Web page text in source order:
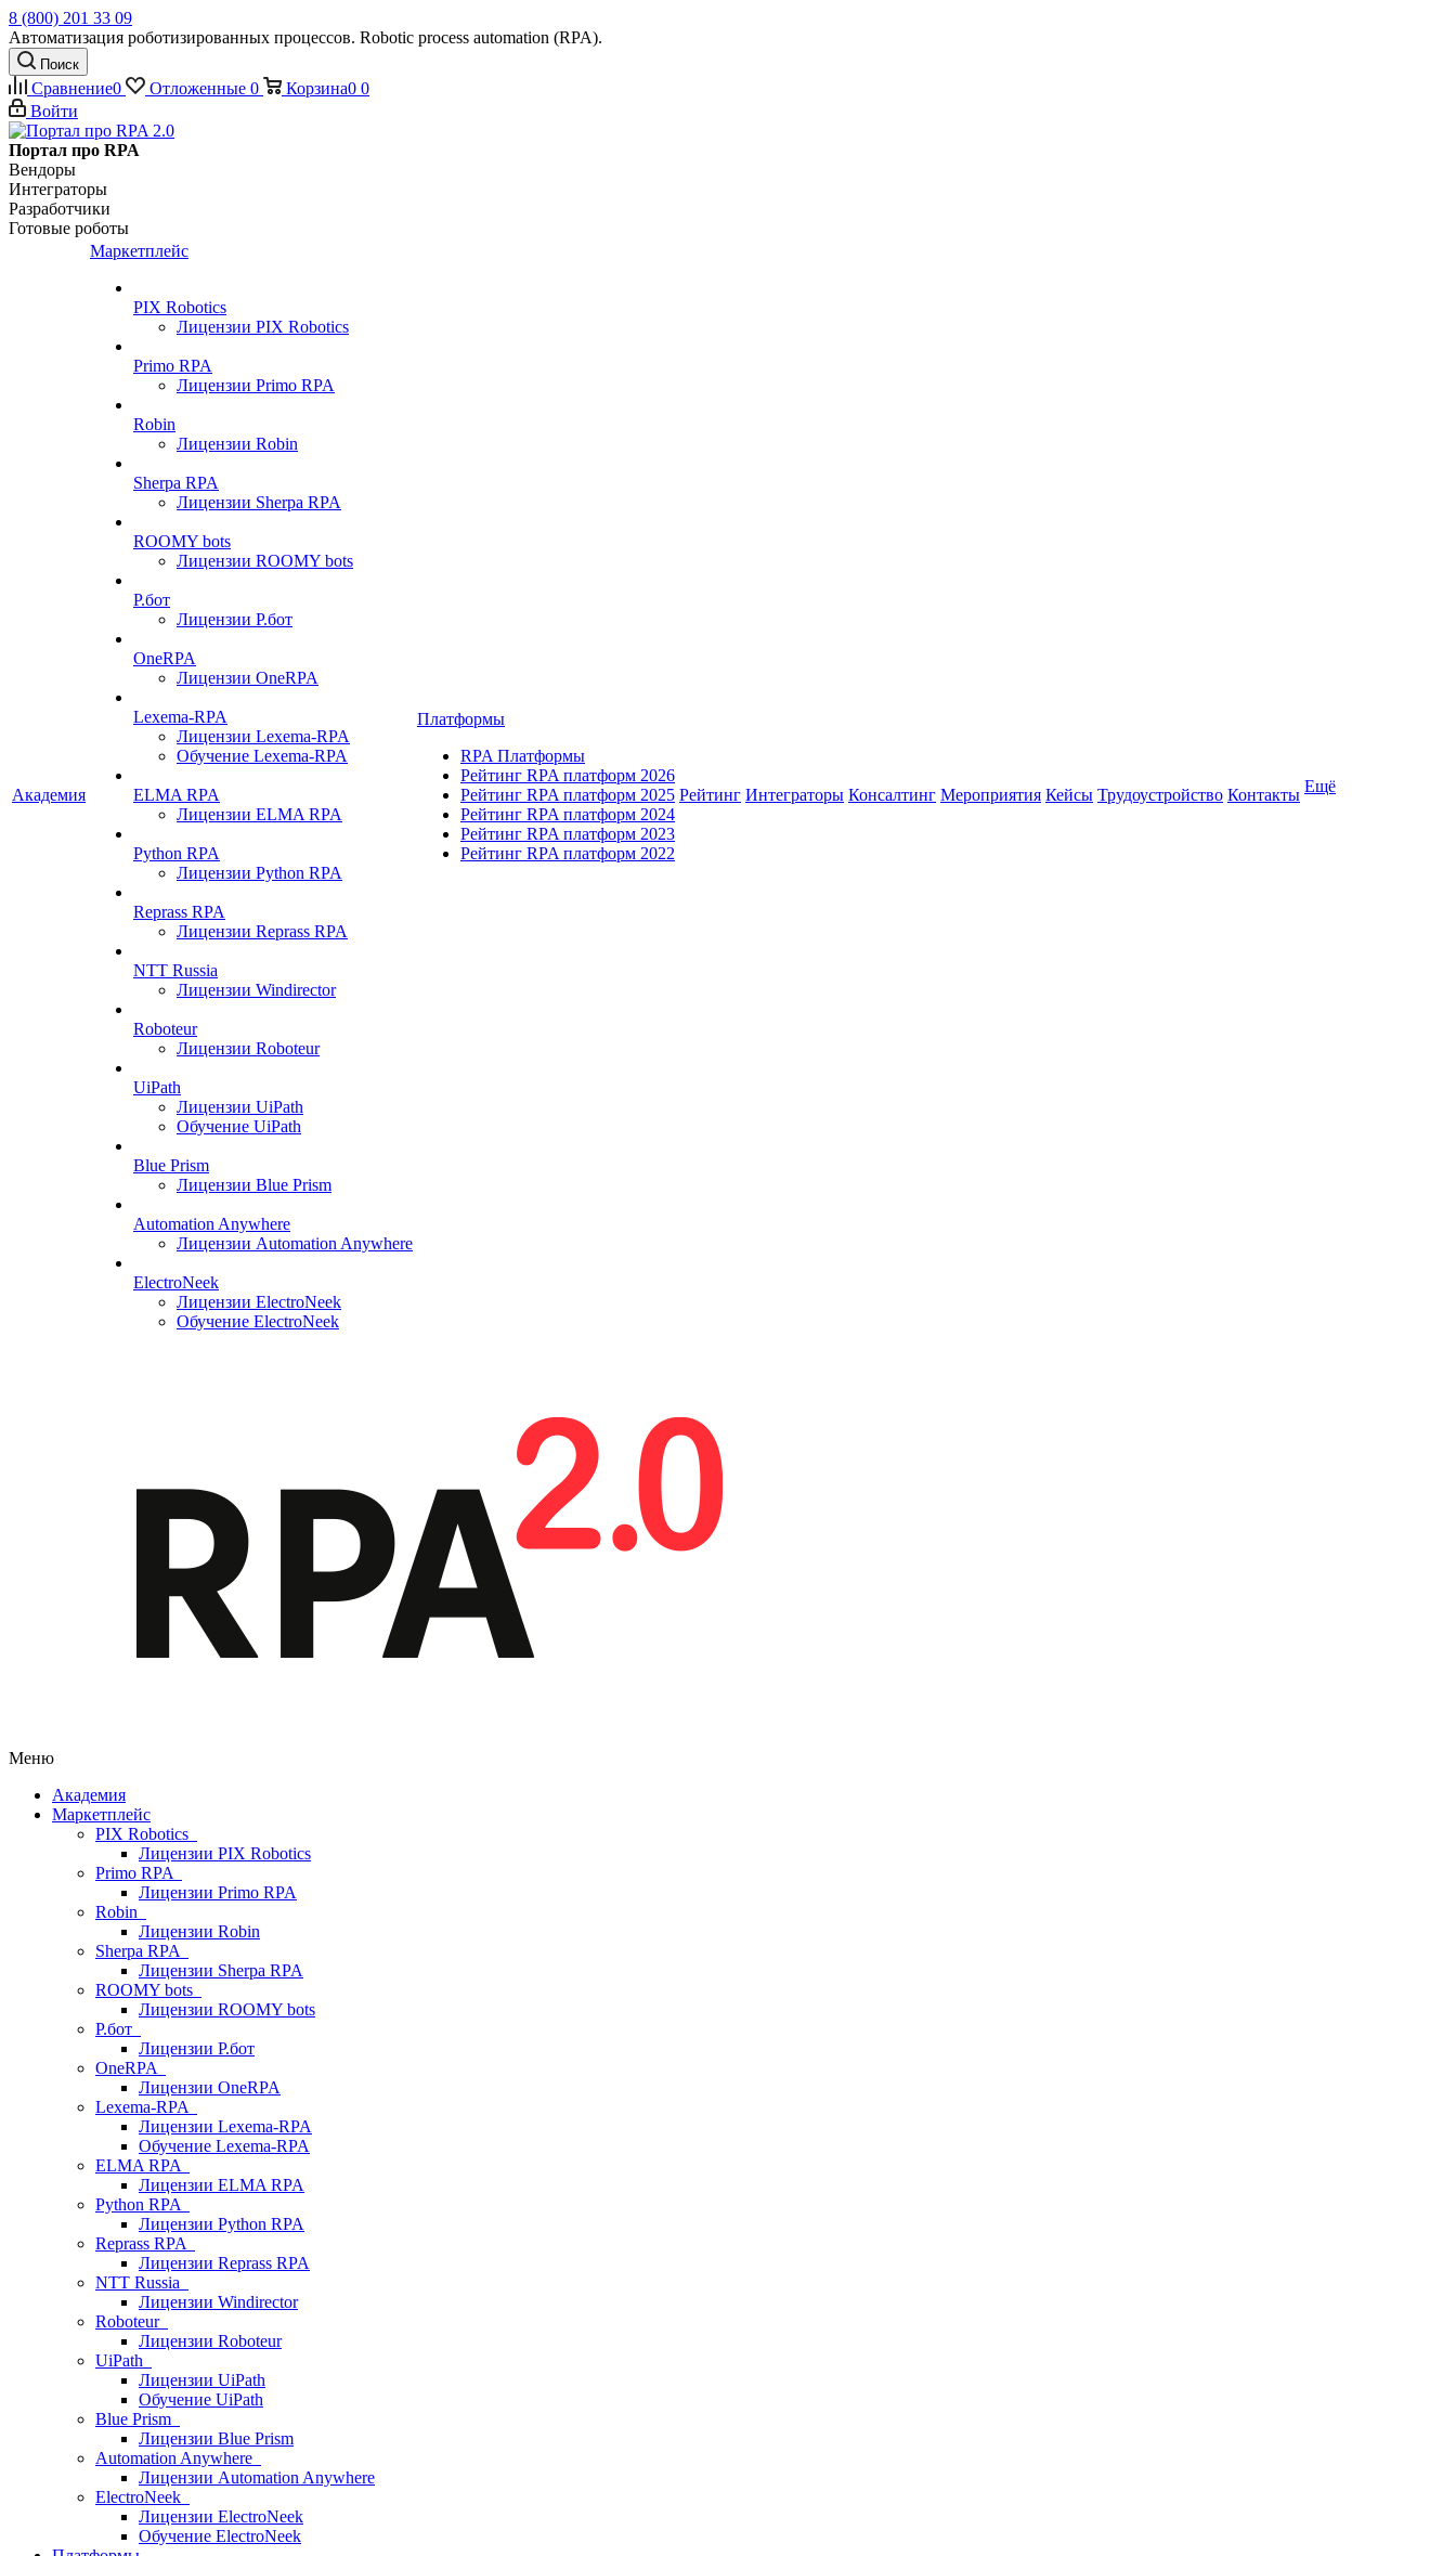
8 (800) 201 33 09
Автоматизация роботизированных процессов. Robotic process automation (RPA).
Поиск
Сравнение0 Отложенные 0 Корзина0 0
Войти
Портал про RPA
Вендоры
Интеграторы
Разработчики
Готовые роботы
Академия
Маркетплейс
PIX Robotics
Лицензии PIX Robotics
Primo RPA
Лицензии Primo RPA
Robin
Лицензии Robin
Sherpa RPA
Лицензии Sherpa RPA
ROOMY bots
Лицензии ROOMY bots
Р.бот
Лицензии Р.бот
OneRPA
Лицензии OneRPA
Lexema-RPA
Лицензии Lexema-RPA
Обучение Lexema-RPA
ELMA RPA
Лицензии ELMA RPA
Python RPA
Лицензии Python RPA
Reprass RPA
Лицензии Reprass RPA
NTT Russia
Лицензии Windirector
Roboteur
Лицензии Roboteur
UiPath
Лицензии UiPath
Обучение UiPath
Blue Prism
Лицензии Blue Prism
Automation Anywhere
Лицензии Automation Anywhere
ElectroNeek
Лицензии ElectroNeek
Обучение ElectroNeek
Платформы
RPA Платформы
Рейтинг RPA платформ 2026
Рейтинг RPA платформ 2025
Рейтинг RPA платформ 2024
Рейтинг RPA платформ 2023
Рейтинг RPA платформ 2022
Рейтинг Интеграторы Консалтинг Mероприятия Кейсы Трудоустройство Контакты Ещё
Меню
Академия
Маркетплейс
PIX Robotics
Лицензии PIX Robotics
Primo RPA
Лицензии Primo RPA
Robin
Лицензии Robin
Sherpa RPA
Лицензии Sherpa RPA
ROOMY bots
Лицензии ROOMY bots
Р.бот
Лицензии Р.бот
OneRPA
Лицензии OneRPA
Lexema-RPA
Лицензии Lexema-RPA
Обучение Lexema-RPA
ELMA RPA
Лицензии ELMA RPA
Python RPA
Лицензии Python RPA
Reprass RPA
Лицензии Reprass RPA
NTT Russia
Лицензии Windirector
Roboteur
Лицензии Roboteur
UiPath
Лицензии UiPath
Обучение UiPath
Blue Prism
Лицензии Blue Prism
Automation Anywhere
Лицензии Automation Anywhere
ElectroNeek
Лицензии ElectroNeek
Обучение ElectroNeek